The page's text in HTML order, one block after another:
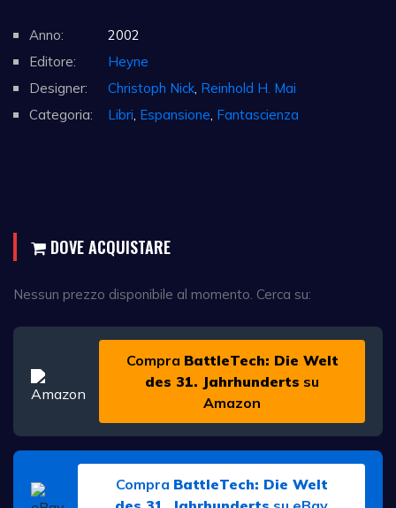
Anno:
2002
Editore:
Heyne
Designer:
Christoph Nick Reinhold H. Mai
Categoria:
Libri Espansione Fantascienza
DOVE ACQUISTARE
Nessun prezzo disponibile al momento. Cerca su:
Compra BattleTech: Die Welt
des 31. Jahrhunderts su
Amazon
Compra BattleTech: Die Welt